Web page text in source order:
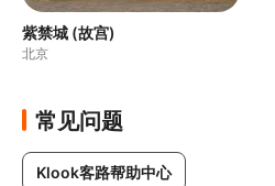
紫禁城 (故宫)
北京
常见问题
Klook客路帮助中心